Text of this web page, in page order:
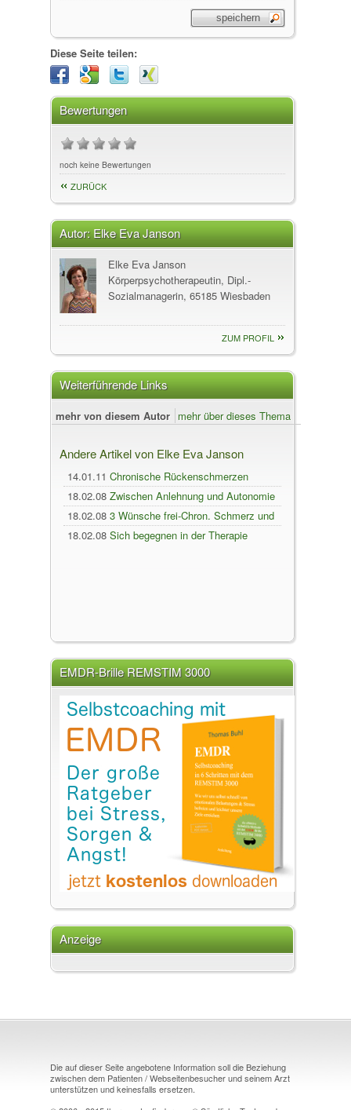
Diese Seite teilen:
Bewertungen
noch keine Bewertungen
ZURÜCK
Autor:Elke Eva Janson
Elke Eva Janson
Körperpsychotherapeutin, Dipl.-
Sozialmanagerin, 65185 Wiesbaden
ZUM PROFIL
Weiterführende Links
mehr von diesem Autor mehr über dieses Thema
Andere Artikel von Elke Eva Janson
14.01.11 Chronische Rückenschmerzen
18.02.08 Zwischen Anlehnung und Autonomie
18.02.08 3 Wünsche frei-Chron. Schmerz und
Zivilisation
18.02.08 Sich begegnen in der Therapie
EMDR-Brille REMSTIM 3000
Anzeige
Die auf dieser Seite angebotene Information soll die Beziehung
zwischen dem Patienten / Webseitenbesucher und seinem Arzt
unterstützen und keinesfalls ersetzen.